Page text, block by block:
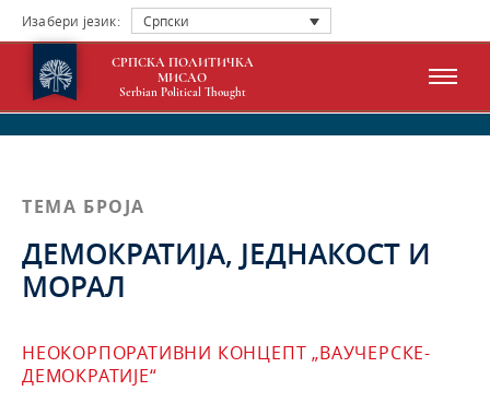
Изабери језик: Српски
СРПСКА ПОЛИТИЧКА
МИСАО
Serbian Political Thought
ТЕМА БРОЈА
ДЕМОКРАТИЈА, ЈЕДНАКОСТ И
МОРАЛ
НЕОКОРПОРАТИВНИ КОНЦЕПТ „ВАУЧЕРСКЕ-
ДЕМОКРАТИЈЕ“